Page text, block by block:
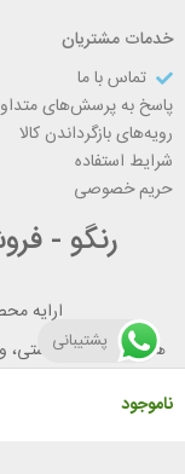
ناموجود
خدمات مشتریان
تماس با ما
پاسخ به پرسش‌های متداول
رویه‌های بازگرداندن کالا
شرایط استفاده
حریم خصوصی
رنگو -
ارایه
هر آنچه برای تندرستی،
پشتیبانی